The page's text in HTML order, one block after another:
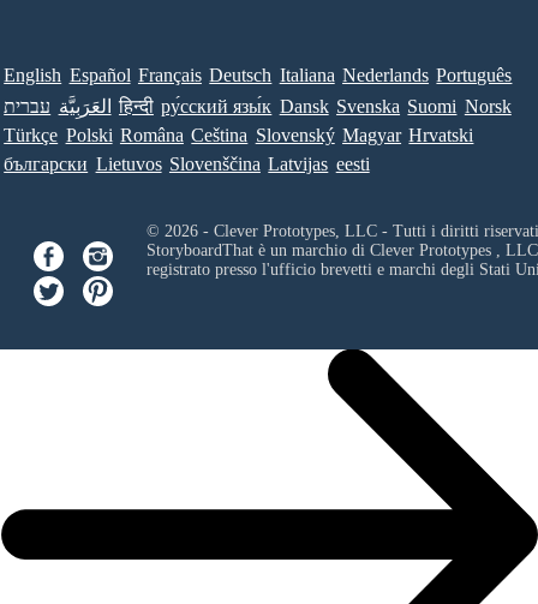
English Español Français Deutsch Italiana Nederlands Português
עברית العَرَبِيَّة हिन्दी ру́сский язы́к Dansk Svenska Suomi Norsk
Türkçe Polski Româna Ceština Slovenský Magyar Hrvatski
български Lietuvos Slovenščina Latvijas eesti
© 2026 - Clever Prototypes, LLC - Tutti i diritti
StoryboardThat è un marchio di Clever Prototypes , LLC
registrato presso l'ufficio brevetti e marchi degli Stati